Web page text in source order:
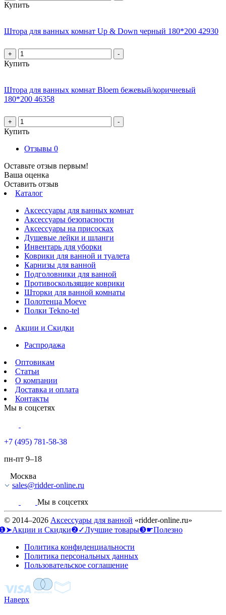
Купить
Штора для ванных комнат Up & Down черный 180*200 42930
+ -
Купить
Штора для ванных комнат Bloem бежевый/коричневый
180*200 46358
+ -
Купить
Отзывы 0
Оставьте отзыв первым!
Ваша оценка
Оставить отзыв
Каталог
Аксессуары для ванных комнат
Аксессуары безопасности
Аксессуары на присосках
Душевые лейки и шланги
Инвентарь для уборки
Коврики для ванной и туалета
Карнизы для ванной
Подголовники для ванной
Противоскользящие коврики
Шторки для ванной комнаты
Полотенца Moeve
Полки Tekno-tel
Акции и Скидки
Распродажа
Оптовикам
Статьи
О компании
Доставка и оплата
Контакты
Мы в соцсетях
+7 (495) 781-58-38
пн-пт 9–18
Москва
sales@ridder-online.ru
Мы в соцсетях
© 2014–2026 Аксессуары для ванной «ridder-online.ru»
и Скидки❷✓Лучшие товары❸☛Полезно
Политика конфиденциальности
Политика персональных данных
Пользовательское соглашение
Наверх